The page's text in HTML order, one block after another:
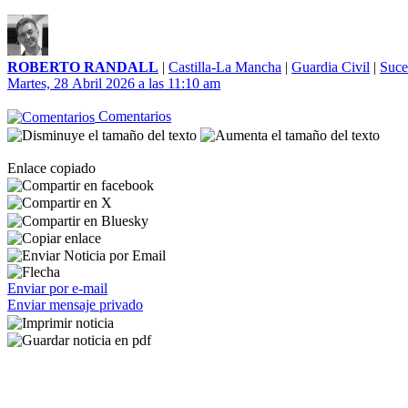
ROBERTO RANDALL | Castilla-La Mancha | Guardia Civil |
Martes, 28 Abril 2026 a las 11:10 am
Comentarios
Enlace copiado
Enviar por e-mail
Enviar mensaje privado